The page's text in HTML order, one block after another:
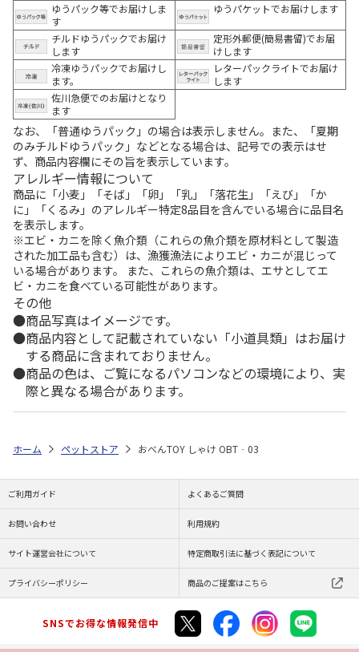
ゆうパック等でお届けしま
す
ゆうパケットでお届けします
チルドゆうパックでお届け
します
定形外郵便(簡易書留)でお届
けします
冷凍ゆうパックでお届けし
ます。
レターパックライトでお届け
します
佐川急便でのお届けとなり
ます
なお、「普通ゆうパック」の場合は表示しません。また、「夏期
のみチルドゆうパック」などとなる場合は、記号での表示はせ
ず、商品内容欄にその旨を表示しています。
アレルギー情報について
商品に「小麦」「そば」「卵」「乳」「落花生」「えび」「か
に」「くるみ」のアレルギー特定8品目を含んでいる場合に品目名
を表示します。
※エビ・カニを除く魚介類（これらの魚介類を原材料として製造
された加工品も含む）は、漁獲漁法によりエビ・カニが混じって
いる場合があります。 また、これらの魚介類は、エサとしてエ
ビ・カニを食べている可能性があります。
その他
商品写真はイメージです。
商品内容として記載されていない「小道具類」はお届け
する商品に含まれておりません。
商品の色は、ご覧になるパソコンなどの環境により、実
際と異なる場合があります。
ホーム ペットストア おべんTOY しゃけ OBT‐03
ご利用ガイド よくあるご質問
お問い合わせ 利用規約
サイト運営会社について 特定商取引法に基づく表記について
プライバシーポリシー 商品のご提案はこちら
SNSでお得な情報発信中